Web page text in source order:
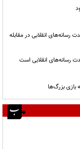
انقلابی در مقابله
رسانه‌های انقلابی است
بازی بزرگ‌ها